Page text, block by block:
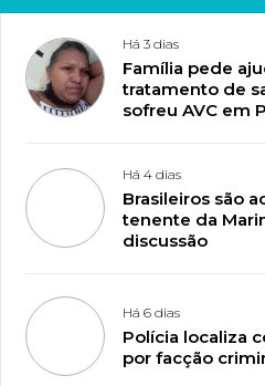
Há 3 dias
Família pede
tratamento de
sofreu AVC em
Há 4 dias
Brasileiros são
tenente da
discussão
Há 6 dias
Polícia localiza
por facção